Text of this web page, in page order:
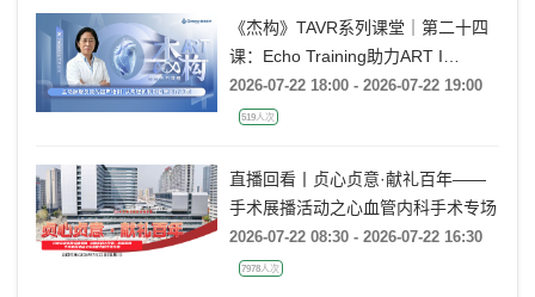
《杰构》TAVR系列课堂｜第二十四
课：Echo Training助力ART I
Rebecca T. Hahn教授《主动脉瓣反
流的超声培训：从病理机制到临床诊
2026-07-22 18:00 - 2026-07-22 19:00
519人次
直播回看丨贞心贞意·献礼百年——
手术展播活动之心血管内科手术专场
2026-07-22 08:30 - 2026-07-22 16:30
7978人次